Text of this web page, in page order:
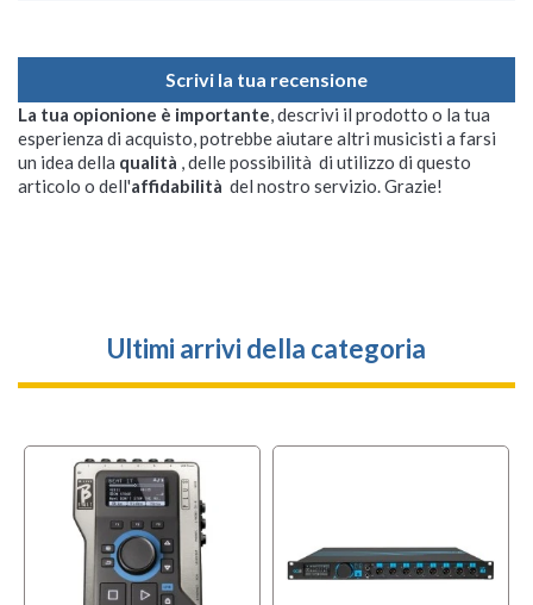
Scrivi la tua recensione
La tua opionione è importante, descrivi il prodotto o la tua
esperienza di acquisto, potrebbe aiutare altri musicisti a farsi
un idea della qualità , delle possibilità di utilizzo di questo
articolo o dell'affidabilità del nostro servizio. Grazie!
Ultimi arrivi della categoria